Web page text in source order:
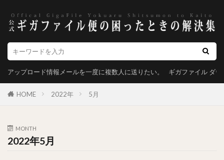
アップロード情報メールを一度に複数人に送りたい。 ギガファイル ダ
HOME 2022年 5月
MONTH
2022年5月